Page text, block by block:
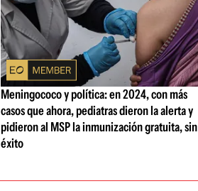
Meningococo y política: en 2024, con más
casos que ahora, pediatras dieron la alerta y
pidieron al MSP la inmunización gratuita, sin
éxito